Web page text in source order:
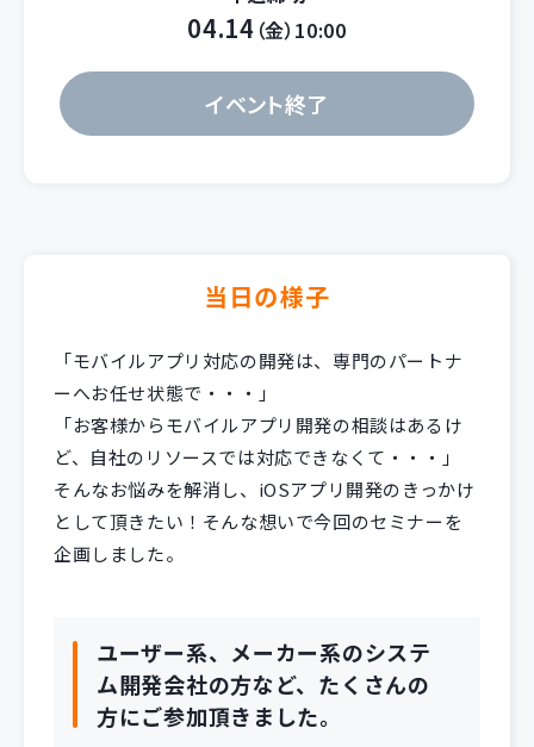
04.14 （金）10:00
イベント終了
当日の様子
「モバイルアプリ対応の開発は、専門のパートナ
ーへお任せ状態で・・・」
「お客様からモバイルアプリ開発の相談はあるけ
ど、自社のリソースでは対応できなくて・・・」
そんなお悩みを解消し、iOSアプリ開発のきっかけ
として頂きたい！そんな想いで今回のセミナーを
企画しました。
ユーザー系、メーカー系のシステ
ム開発会社の方など、たくさんの
方にご参加頂きました。